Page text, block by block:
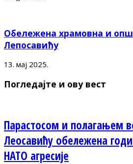
Обележена храмовна и
Лепосавићу
13. мај 2025.
Погледајте и ову вест
Парастосом и полагањем
Леосавићу обележена
НАТО агресије